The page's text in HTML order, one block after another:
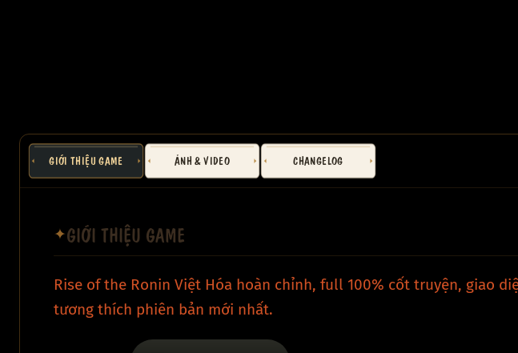
GIỚI THIỆU GAME ẢNH & VIDEO CHANGELOG
✦GIỚI THIỆU GAME
Rise of the Ronin Việt Hóa hoàn chỉnh, full 100% cốt truyện, giao
tương thích phiên bản mới nhất.